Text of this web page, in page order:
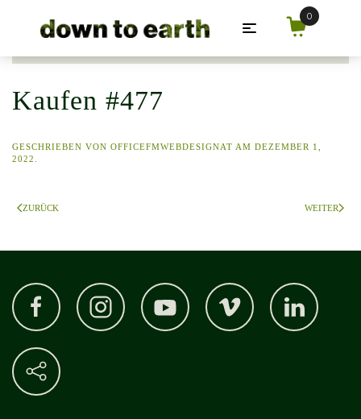
Zum Hauptinhalt springen
Kaufen #477
GESCHRIEBEN VON OFFICEFMWEBDESIGNAT AM DEZEMBER 1,
2022
ZURÜCK WEITER